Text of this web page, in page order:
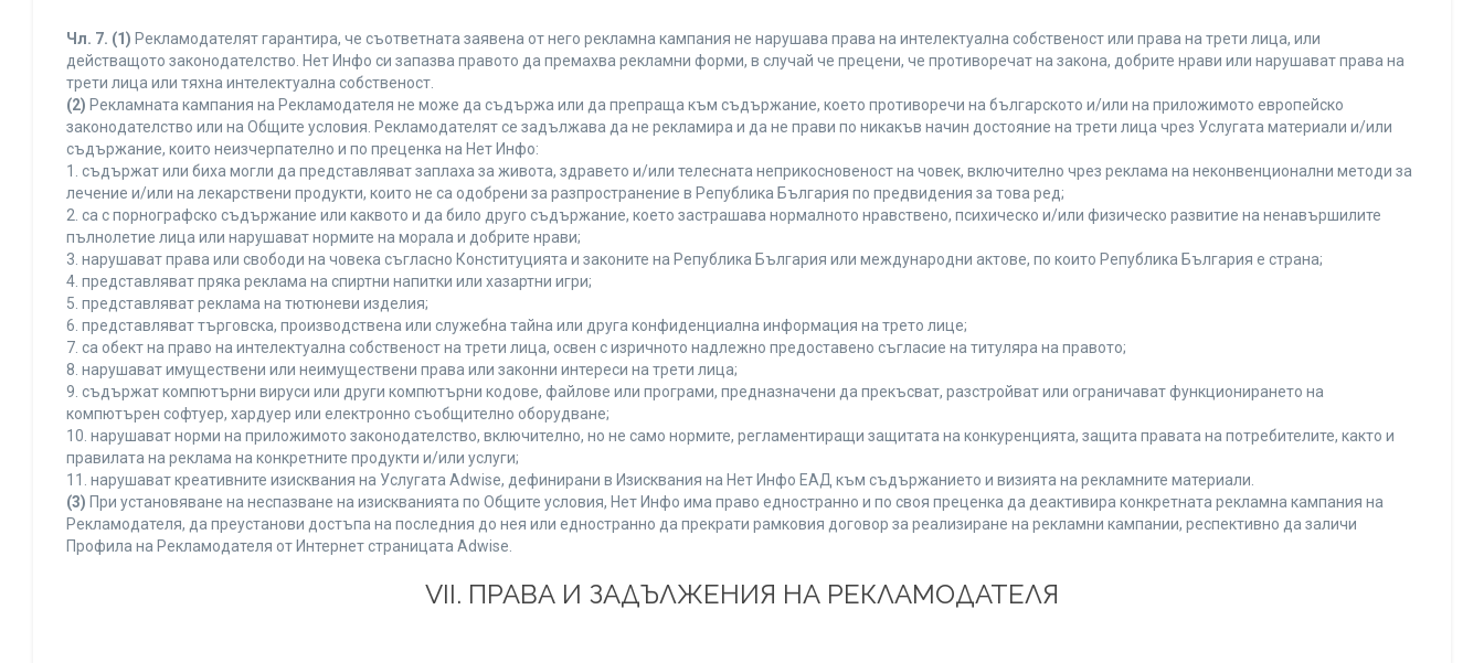
Чл. 7. (1) Рекламодателят гарантира, че съответната заявена от него рекламна кампания не нарушава права на интелектуална собственост или права на трети лица, или
действащото законодателство. Нет Инфо си запазва правото да премахва рекламни форми, в случай че прецени, че противоречат на закона, добрите нрави или нарушават права на
трети лица или тяхна интелектуална собственост.
(2) Рекламната кампания на Рекламодателя не може да съдържа или да препраща към съдържание, което противоречи на българското и/или на приложимото европейско
законодателство или на Общите условия. Рекламодателят се задължава да не рекламира и да не прави по никакъв начин достояние на трети лица чрез Услугата материали и/или
съдържание, които неизчерпателно и по преценка на Нет Инфо:
1. съдържат или биха могли да представляват заплаха за живота, здравето и/или телесната неприкосновеност на човек, включително чрез реклама на неконвенционални методи за
лечение и/или на лекарствени продукти, които не са одобрени за разпространение в Република България по предвидения за това ред;
2. са с порнографско съдържание или каквото и да било друго съдържание, което застрашава нормалното нравствено, психическо и/или физическо развитие на ненавършилите
пълнолетие лица или нарушават нормите на морала и добрите нрави;
3. нарушават права или свободи на човека съгласно Конституцията и законите на Република България или международни актове, по които Република България е страна;
4. представляват пряка реклама на спиртни напитки или хазартни игри;
5. представляват реклама на тютюневи изделия;
6. представляват търговска, производствена или служебна тайна или друга конфиденциална информация на трето лице;
7. са обект на право на интелектуална собственост на трети лица, освен с изричното надлежно предоставено съгласие на титуляра на правото;
8. нарушават имуществени или неимуществени права или законни интереси на трети лица;
9. съдържат компютърни вируси или други компютърни кодове, файлове или програми, предназначени да прекъсват, разстройват или ограничават функционирането на
компютърен софтуер, хардуер или електронно съобщително оборудване;
10. нарушават норми на приложимото законодателство, включително, но не само нормите, регламентиращи защитата на конкуренцията, защита правата на потребителите, както и
правилата на реклама на конкретните продукти и/или услуги;
11. нарушават креативните изисквания на Услугата Adwise, дефинирани в Изисквания на Нет Инфо ЕАД към съдържанието и визията на рекламните материали.
(3) При установяване на неспазване на изискванията по Общите условия, Нет Инфо има право едностранно и по своя преценка да деактивира конкретната рекламна кампания на
Рекламодателя, да преустанови достъпа на последния до нея или едностранно да прекрати рамковия договор за реализиране на рекламни кампании, респективно да заличи
Профила на Рекламодателя от Интернет страницата Adwise.
VII. ПРАВА И ЗАДЪЛЖЕНИЯ НА РЕКЛАМОДАТЕЛЯ